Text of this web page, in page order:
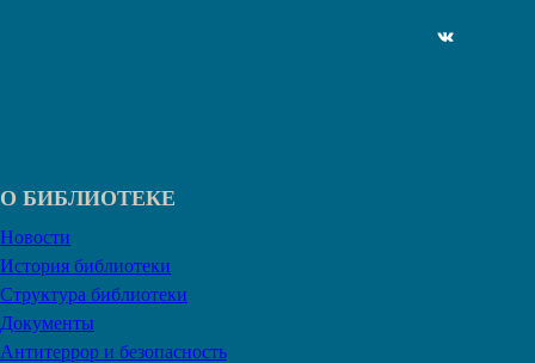
ВКонтакте
О БИБЛИОТЕКЕ
Новости
История библиотеки
Структура библиотеки
Документы
Антитеррор и безопасность